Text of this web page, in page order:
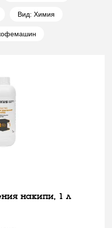
Вид: Химия
накипи, 1 л